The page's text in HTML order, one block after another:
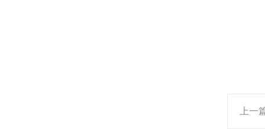
上一